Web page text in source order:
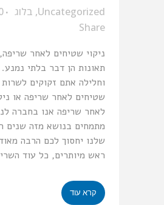
Uncategorized
, בלוג
Share
ניקוי שטיחים לאחר
תאונות הן דבר בלתי
וחלילה אתם זקוקים לשרות
שטיחים לאחר שריפה או
לאחר שריפה אנו בחברה
מתמחים בנושא מזה שנים
שלנו יחסוך לכם הרבה
ראש מיותרים, כל עוד
קרא עוד